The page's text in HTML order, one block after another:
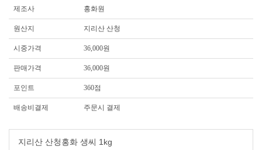
제조사 홍화원
원산지 지리산 산청
시중가격 36,000원
판매가격 36,000원
포인트 360점
배송비결제 주문시 결제
지리산 산청홍화 생씨 1kg